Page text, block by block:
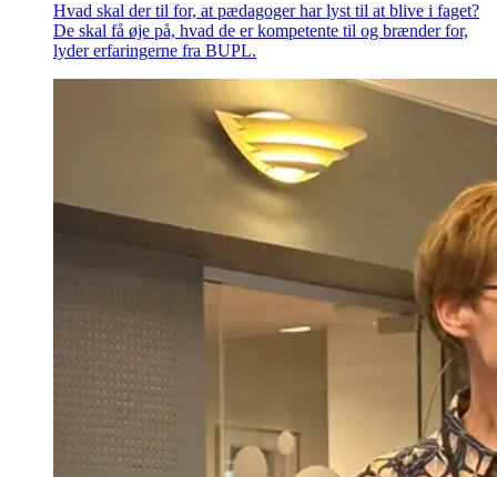
Hvad skal der til for, at pædagoger har lyst til at blive i faget?
De skal få øje på, hvad de er kompetente til og brænder for,
lyder erfaringerne fra BUPL.